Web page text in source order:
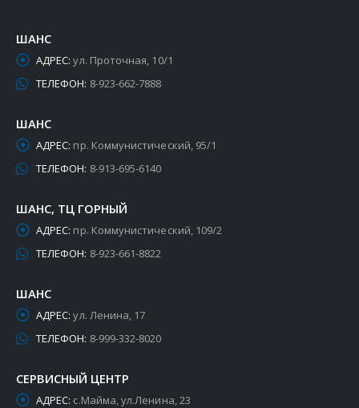
ШАНС
АДРЕС: ул. Проточная, 10/1
ТЕЛЕФОН: 8-923-662-7888
ШАНС
АДРЕС: пр. Коммунистический, 95/1
ТЕЛЕФОН: 8-913-695-6140
ШАНС, ТЦ ГОРНЫЙ
АДРЕС: пр. Коммунистический, 109/2
ТЕЛЕФОН: 8-923-661-8822
ШАНС
АДРЕС: ул. Ленина, 17
ТЕЛЕФОН: 8-999-332-8020
СЕРВИСНЫЙ ЦЕНТР
АДРЕС: с.Майма, ул.Ленина, 23